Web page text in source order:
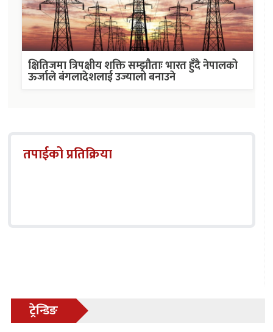
क्षितिजमा त्रिपक्षीय शक्ति सम्झौताः भारत हुँदै नेपालको
ऊर्जाले बंगलादेशलाई उज्यालो बनाउने
तपाईको प्रतिक्रिया
ट्रेन्डिङ